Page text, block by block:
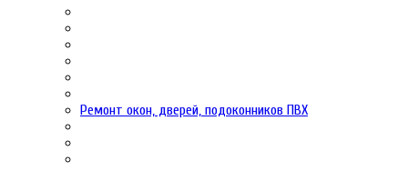
Ремонт окон, дверей, подоконников ПВХ